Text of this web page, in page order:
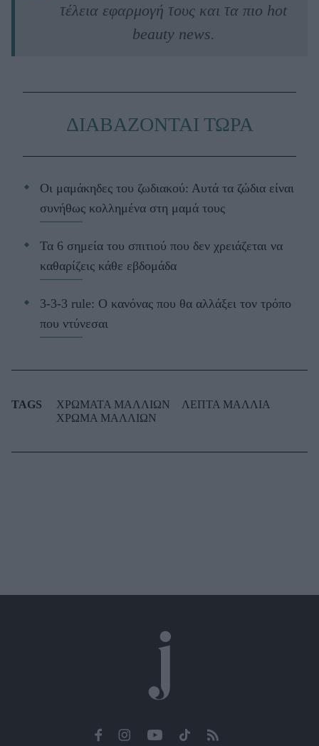
τέλεια εφαρμογή τους και τα πιο hot
beauty news.
ΔΙΑΒΑΖΟΝΤΑΙ ΤΩΡΑ
Οι μαμάκηδες του ζωδιακού: Αυτά τα ζώδια είναι
συνήθως κολλημένα στη μαμά τους
Τα 6 σημεία του σπιτιού που δεν χρειάζεται να
καθαρίζεις κάθε εβδομάδα
3-3-3 rule: Ο κανόνας που θα αλλάξει τον τρόπο
που ντύνεσαι
TAGS ΧΡΩΜΑΤΑ ΜΑΛΛΙΩΝ
ΛΕΠΤΑ ΜΑΛΛΙΑ
ΧΡΩΜΑ ΜΑΛΛΙΩΝ